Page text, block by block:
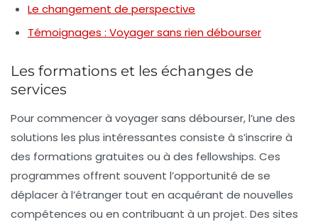
Le changement de perspective
Témoignages : Voyager sans rien débourser
Les formations et les échanges de
services
Pour commencer à voyager sans débourser, l’une des
solutions les plus intéressantes consiste à s’inscrire à
des formations gratuites ou à des fellowships. Ces
programmes offrent souvent l’opportunité de se
déplacer à l’étranger tout en acquérant de nouvelles
compétences ou en contribuant à un projet. Des sites